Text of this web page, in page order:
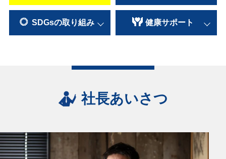
SDGsの取り組み 健康サポート
社長あいさつ